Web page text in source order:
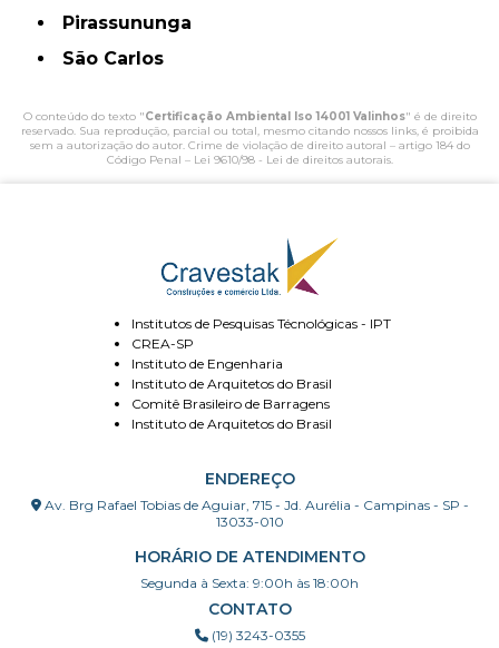
Pirassununga
São Carlos
O conteúdo do texto "Certificação Ambiental Iso 14001 Valinhos" é de direito
reservado. Sua reprodução, parcial ou total, mesmo citando nossos links, é proibida
sem a autorização do autor. Crime de violação de direito autoral – artigo 184 do
Código Penal – Lei 9610/98 - Lei de direitos autorais.
Institutos de Pesquisas Técnológicas - IPT
CREA-SP
Instituto de Engenharia
Instituto de Arquitetos do Brasil
Comitê Brasileiro de Barragens
Instituto de Arquitetos do Brasil
ENDEREÇO
Av. Brg Rafael Tobias de Aguiar, 715 - Jd. Aurélia - Campinas - SP -
13033-010
HORÁRIO DE ATENDIMENTO
Segunda à Sexta: 9:00h às 18:00h
CONTATO
(19) 3243-0355